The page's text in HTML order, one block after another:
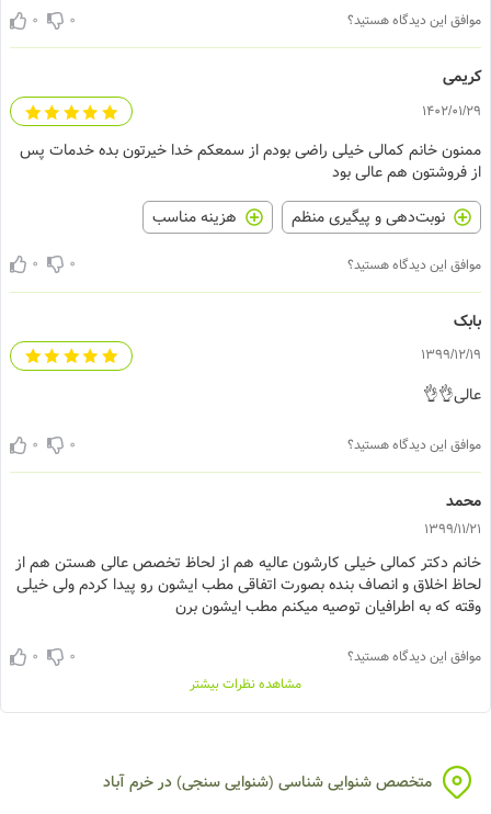
این دیدگاه هستید؟ 0
1402/01/
خانم کمالی خیلی راضی بودم از سمعکم خدا خیرتون بده خدمات پس
فروشتون هم عالی بود
نوبت‌دهی و پیگیری منظم
هزینه مناسب
این دیدگاه هستید؟ 0
1399/12/
این دیدگاه هستید؟ 0
1399/11/
دکتر کمالی خیلی کارشون عالیه هم از لحاظ تخصص عالی هستن هم از
اخلاق و انصاف بنده بصورت اتفاقی مطب ایشون رو پیدا کردم ولی خیلی
که به اطرافیان توصیه میکنم مطب ایشون برن
این دیدگاه هستید؟
0
مشاهده نظرات بیشتر
متخصص شنوایی شناسی (شنوایی سنجی) در خرم آباد